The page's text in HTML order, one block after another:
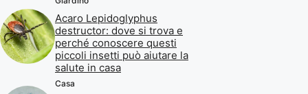
Acaro Lepidoglyphus
destructor: dove si trova e
perché conoscere questi
piccoli insetti può aiutare la
salute in casa
Casa